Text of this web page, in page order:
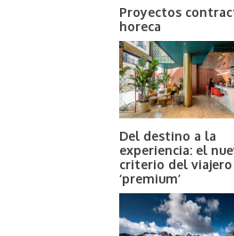
Proyectos
horeca
Del destino a la
experiencia: el
criterio del viajero
‘premium’